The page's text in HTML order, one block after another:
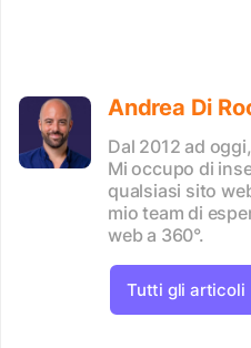
Andrea Di
Dal 2012 ad
Mi occupo di
qualsiasi sito
mio team di
web a 360°.
Tutti gli articoli